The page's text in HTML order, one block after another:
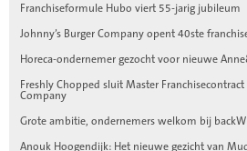
Franchiseformule Hubo viert 55-jarig jubileum
Johnny’s Burger Company opent 40ste
Horeca-ondernemer gezocht voor nieuwe
Freshly Chopped sluit Master
Company
Grote ambitie, ondernemers welkom bij
Anouk Hoogendijk: Het nieuwe gezicht van